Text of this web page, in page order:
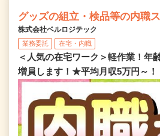
グッズの組立・検品等の内職
株式会社ベルロジテック
業務委託 在宅・内職
＜人気の在宅ワーク＞軽作業！年
増員します！★平均月収5万円～！